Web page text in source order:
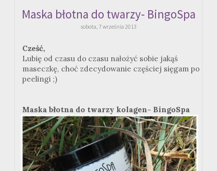
Maska błotna do twarzy- BingoSpa
sobota, 7 września 2013
Cześć,
Lubię od czasu do czasu nałożyć sobie jakąś
maseczkę, choć zdecydowanie częściej sięgam po
peelingi ;)
Maska błotna do twarzy kolagen- BingoSpa